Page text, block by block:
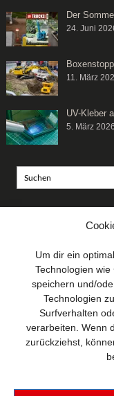
Um dir ein
Technologien
speichern und/
Technologien
Surfverhalten
verarbeiten. Wenn
zurückziehst,
Der
24. Juni
11. März
UV-Kleber
5. März 2026
Mediengesellschaft bR
Mundsburger Damm 6
22087 Hamburg
Kontakt
Telefon: 0 40 / 42 91
E-Mail:post@wm-
Web:www.wm-